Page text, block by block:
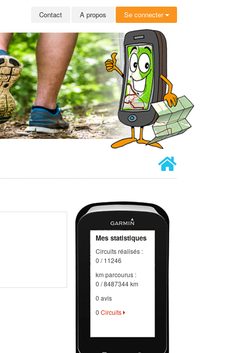
Contact A propos Se connecter
Mes statistiques
Circuits réalisés :
0 / 11246
km parcourus :
0 / 8487344 km
0 avis
0 Circuits